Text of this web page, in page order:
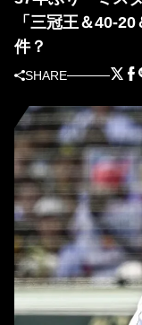
「三冠王＆40-
件？
SHARE